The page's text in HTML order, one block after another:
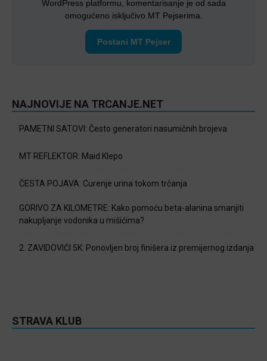
WordPress platformu, komentarisanje je od sada
omogućeno isključivo MT Pejserima.
Postani MT Pejser
NAJNOVIJE NA TRCANJE.NET
PAMETNI SATOVI: Često generatori nasumičnih brojeva
MT REFLEKTOR: Maid Klepo
ČESTA POJAVA: Curenje urina tokom trčanja
GORIVO ZA KILOMETRE: Kako pomoću beta-alanina smanjiti
nakupljanje vodonika u mišićima?
2. ZAVIDOVIĆI 5K: Ponovljen broj finišera iz premijernog izdanja
STRAVA KLUB